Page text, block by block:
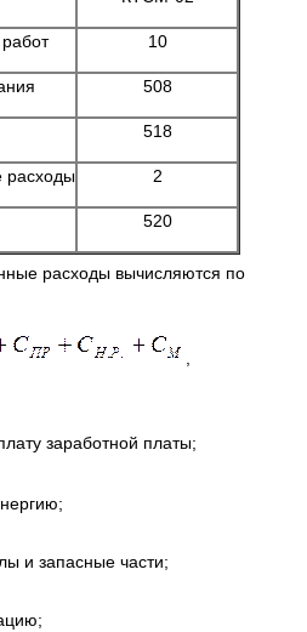
10
508
518
расходы 2
520
расходы вычисляются по
заработной платы;
и запасные части;